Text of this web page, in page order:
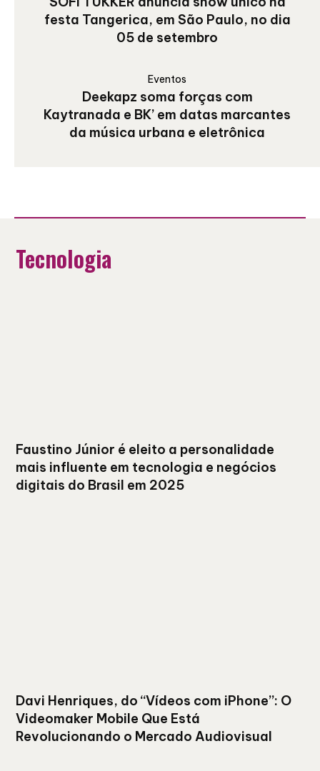
festa Tangerica, em São Paulo, no dia
05 de setembro
Eventos
Deekapz soma forças com
Kaytranada e BK’ em datas marcantes
da música urbana e eletrônica
Tecnologia
Faustino Júnior é eleito a personalidade
mais influente em tecnologia e negócios
digitais do Brasil em 2025
Davi Henriques, do “Vídeos com iPhone”: O
Videomaker Mobile Que Está
Revolucionando o Mercado Audiovisual